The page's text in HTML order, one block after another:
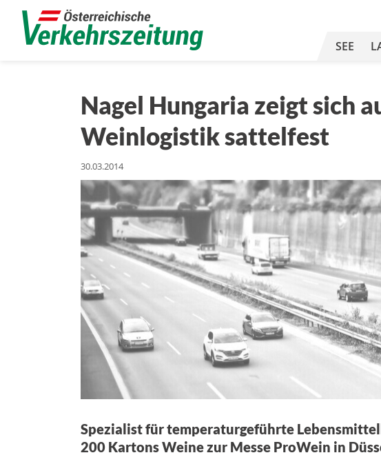
SEE
Nagel Hungaria zeigt sich
Weinlogistik sattelfest
30.03.2014
Spezialist für temperaturgeführte
200 Kartons Weine zur Messe ProWein in